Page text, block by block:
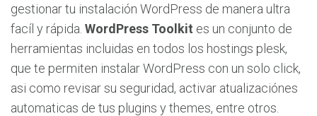
gestionar tu instalación WordPress de manera ultra
facíl y rápida. WordPress Toolkit es un conjunto de
herramientas incluidas en todos los hostings plesk,
que te permiten instalar WordPress con un solo click,
asi como revisar su seguridad, activar atualizaciónes
automaticas de tus plugins y themes, entre otros.